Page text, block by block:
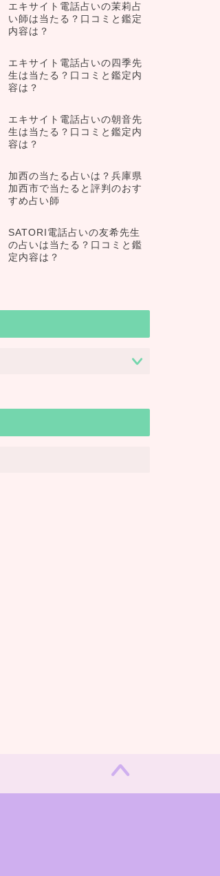
エキサイト電話占いの茉莉占
い師は当たる？口コミと鑑定
内容は？
エキサイト電話占いの四季先
生は当たる？口コミと鑑定内
容は？
エキサイト電話占いの朝音先
生は当たる？口コミと鑑定内
容は？
加西の当たる占いは？兵庫県
加西市で当たると評判のおす
すめ占い師
SATORI電話占いの友希先生
の占いは当たる？口コミと鑑
定内容は？